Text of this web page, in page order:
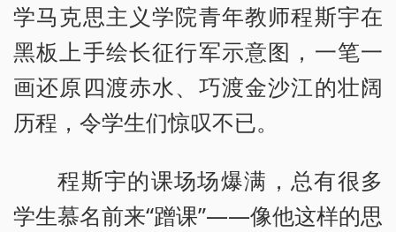
学马克思主义学院青年教师程斯宇在
黑板上手绘长征行军示意图，一笔一
画还原四渡赤水、巧渡金沙江的壮阔
历程，令学生们惊叹不已。
程斯宇的课场场爆满，总有很多
学生慕名前来“蹭课”——像他这样的思